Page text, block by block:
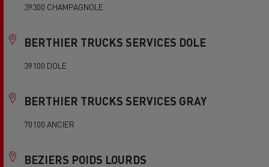
39300 CHAMPAGNOLE
BERTHIER TRUCKS SERVICES DOLE
39100 DOLE
BERTHIER TRUCKS SERVICES GRAY
70100 ANCIER
BEZIERS POIDS LOURDS